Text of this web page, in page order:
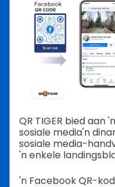
QR TIGER bied aan 'n
sosiale media'n
sosiale media-
'n enkele
'n Facebook QR-